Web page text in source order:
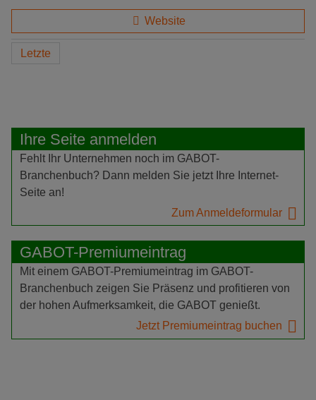
Website
Letzte
Ihre Seite anmelden
Fehlt Ihr Unternehmen noch im GABOT-
Branchenbuch? Dann melden Sie jetzt Ihre Internet-
Seite an!
Zum Anmeldeformular
GABOT-Premiumeintrag
Mit einem GABOT-Premiumeintrag im GABOT-
Branchenbuch zeigen Sie Präsenz und profitieren von
der hohen Aufmerksamkeit, die GABOT genießt.
Jetzt Premiumeintrag buchen